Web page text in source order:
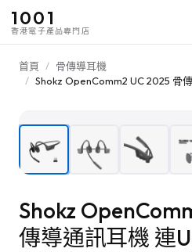
1001
香港電子產品專門店
首頁 / 骨傳導耳機
/ Shokz OpenComm2 UC 2025 骨
Shokz
傳導通訊耳機 連